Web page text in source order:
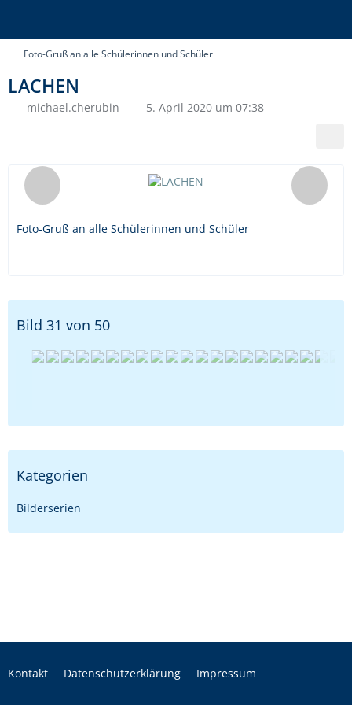
Foto-Gruß an alle Schülerinnen und Schüler
LACHEN
michael.cherubin 5. April 2020 um 07:38
Foto-Gruß an alle Schülerinnen und Schüler
Bild 31 von 50
Kategorien
Bilderserien
Kontakt Datenschutzerklärung Impressum